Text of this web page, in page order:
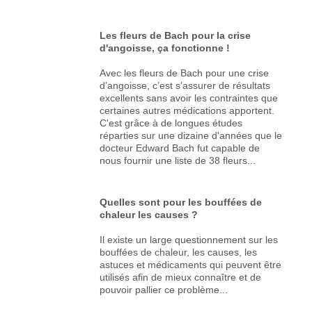
Les fleurs de Bach pour la crise
d'angoisse, ça fonctionne !
Avec les fleurs de Bach pour une crise
d’angoisse, c’est s’assurer de résultats
excellents sans avoir les contraintes que
certaines autres médications apportent.
C'est grâce à de longues études
réparties sur une dizaine d'années que le
docteur Edward Bach fut capable de
nous fournir une liste de 38 fleurs...
Quelles sont pour les bouffées de
chaleur les causes ?
Il existe un large questionnement sur les
bouffées de chaleur, les causes, les
astuces et médicaments qui peuvent être
utilisés afin de mieux connaître et de
pouvoir pallier ce problème...